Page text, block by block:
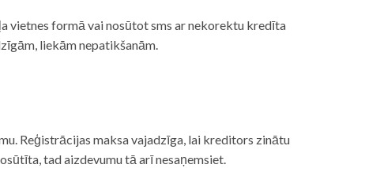
vietnes formā vai nosūtot sms ar nekorektu kredīta
liekām nepatikšanām.
Reģistrācijas maksa vajadzīga, lai kreditors zinātu
tad aizdevumu tā arī nesaņemsiet.